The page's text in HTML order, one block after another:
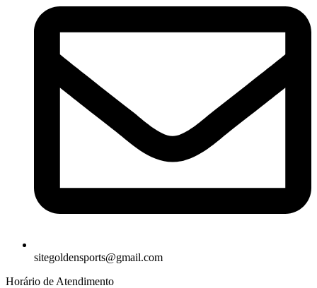
sitegoldensports@gmail.com
Horário de Atendimento